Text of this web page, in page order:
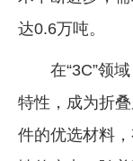
达0.6万吨。
在“3C”领
特性，成为折
件的优选材料